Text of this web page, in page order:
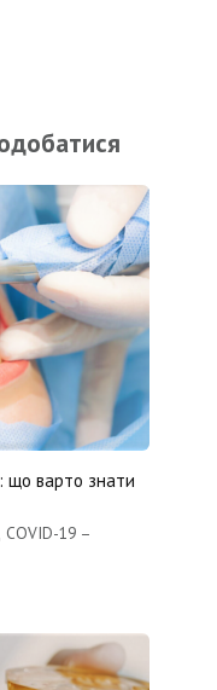
що варто знати
COVID-19 –